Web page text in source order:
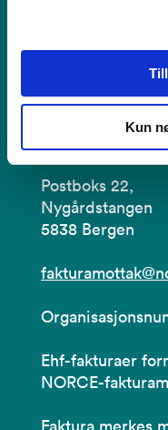
Kun
Faktura
Postboks 22,
Nygårdstangen
5838 Bergen
Ehf-fakturaer
NORCE-